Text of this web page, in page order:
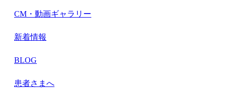
CM・動画ギャラリー
新着情報
BLOG
患者さまへ